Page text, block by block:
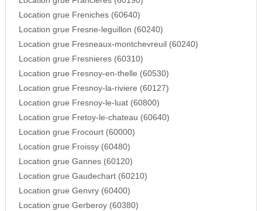
Location grue Freniches (60640)
Location grue Fresne-leguillon (60240)
Location grue Fresneaux-montchevreuil (60240)
Location grue Fresnieres (60310)
Location grue Fresnoy-en-thelle (60530)
Location grue Fresnoy-la-riviere (60127)
Location grue Fresnoy-le-luat (60800)
Location grue Fretoy-le-chateau (60640)
Location grue Frocourt (60000)
Location grue Froissy (60480)
Location grue Gannes (60120)
Location grue Gaudechart (60210)
Location grue Genvry (60400)
Location grue Gerberoy (60380)